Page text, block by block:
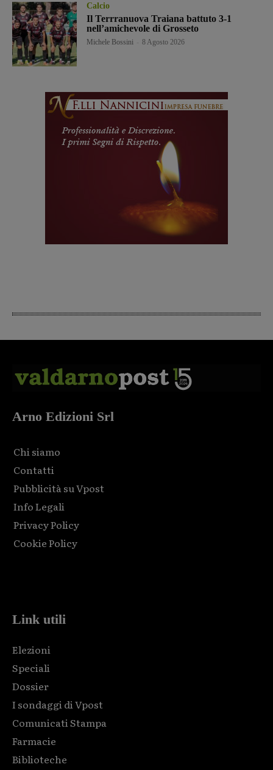
Calcio
Il Terrranuova Traiana battuto 3-1
nell’amichevole di Grosseto
Michele Bossini 8 Agosto 2026
Arno Edizioni Srl
Chi siamo
Contatti
Pubblicità su Vpost
Info Legali
Privacy Policy
Cookie Policy
Link utili
Elezioni
Speciali
Dossier
I sondaggi di Vpost
Comunicati Stampa
Farmacie
Biblioteche